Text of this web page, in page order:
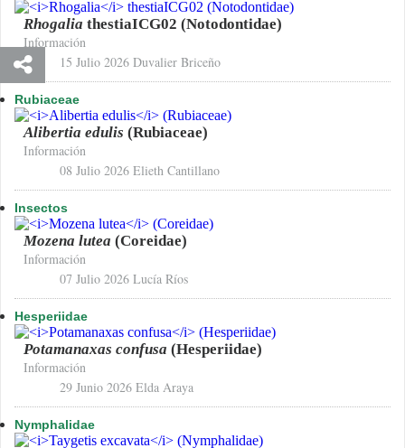
Rhogalia thestiaICG02 (Notodontidae)
Información
15 Julio 2026 Duvalier Briceño
Rubiaceae
Alibertia edulis (Rubiaceae)
Información
08 Julio 2026 Elieth Cantillano
Insectos
Mozena lutea (Coreidae)
Información
07 Julio 2026 Lucía Ríos
Hesperiidae
Potamanaxas confusa (Hesperiidae)
Información
29 Junio 2026 Elda Araya
Nymphalidae